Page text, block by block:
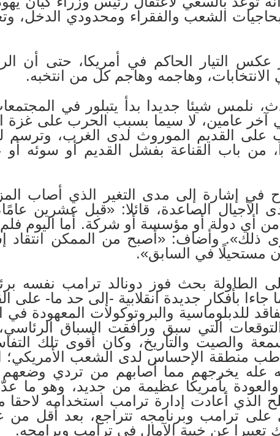
بحاجيات الشعب والفقراء ومحدودي الدخل،
التيار الحاكم في أمريكا، حتى أن
وهاجمه وهاجم كل من انتخبه.
نلمس شيئا جديدا بدأ يتبلور في
آخر عامين، لا سيما بسبب الحرب على غزة
على القديم الموروث لدى الغرب، وترسم
من باب القناعة بفشل القديم أو سوئه أو
في إشارة إلى مدى التغير الذي أصاب
الصاعدة، قائلا: «قبل عشرين
أي دولة أو مؤسسة أو شركة. أما اليوم فلم
ذلك». وأضاف: «أصبح من الممكن انتقاد
مستحيلًا في السابق».
الطاولة بحث فوز دونالد ترامب نفسه
جاءا بأفكار جديدة انقلابية -إلى حد ما- على
للدبلوماسية والبروتوكولات المعهودة في
التوقعات التي سبق ورافقت السباق
والصيت والتاريخ، وكان أقوى تلك
منطقة الإحساس لدى الشعب الأمريكي؛
عله يخرجهم مما أصابهم من تردي
والعودة بأمريكا عظيمة من جديد، وهو ما
أعادت إدارة ترامب استخدامه لاحقا
ترامب وبرنامجه تتراجع، بعد أقل من
تعبيرا عن خيبة الآمال في ترامب وبرامجه.